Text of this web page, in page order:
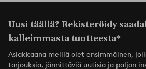
Uusi täällä? Rekisteröidy
kalleimmasta tuotteesta*
Asiakkaana meillä olet ensimmäinen,
tarjouksia, jännittäviä uutisia ja paljon